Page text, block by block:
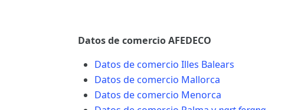
Datos de comercio AFEDECO
Datos de comercio Illes Balears
Datos de comercio Mallorca
Datos de comercio Menorca